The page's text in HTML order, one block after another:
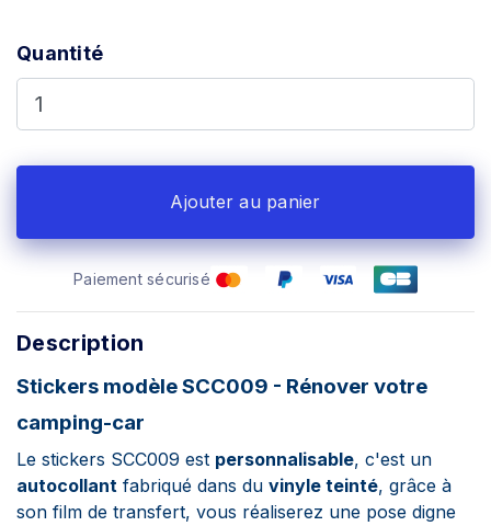
Quantité
Ajouter au panier
Paiement sécurisé
Description
Stickers modèle SCC009 - Rénover votre
camping-car
Le stickers SCC009 est personnalisable, c'est un
autocollant fabriqué dans du vinyle teinté, grâce à
son film de transfert, vous réaliserez une pose digne